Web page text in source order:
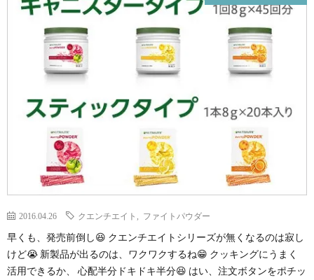
2016.04.26 クエンチエイト ファイトパウダー
早くも、発売前倒し😆 クエンチエイトシリーズが無くなるのは寂し
けど😭 新製品が出るのは、ワクワクするね😁 クッキングにうまく
活用できるか、 心配半分ドキドキ半分😆 はい、注文ボタンをポチッ